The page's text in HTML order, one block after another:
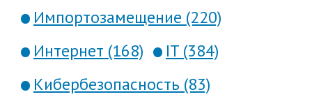
Импортозамещение (220)
Интернет (168)
IT (384)
Кибербезопасность (83)